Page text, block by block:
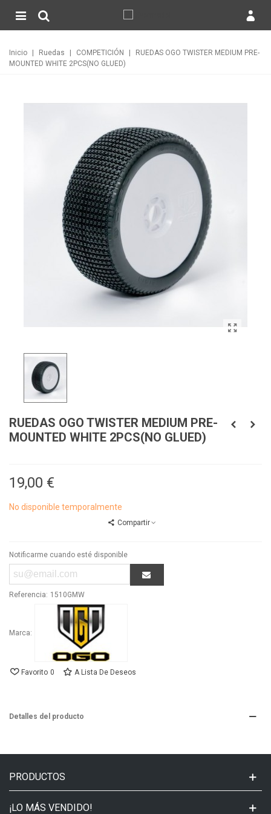
Inicio Ruedas COMPETICIÓN
RUEDAS OGO TWISTER MEDIUM PRE-
MOUNTED WHITE 2PCS(NO GLUED)
RUEDAS OGO TWISTER MEDIUM PRE-
MOUNTED WHITE 2PCS(NO GLUED)
19,00 €
No disponible temporalmente
Compartir
Notificarme cuando esté disponible
Referencia: 1510GMW
Marca:
Favorito 0 A Lista De Deseos
Detalles del producto
PRODUCTOS
¡LO MÁS VENDIDO!